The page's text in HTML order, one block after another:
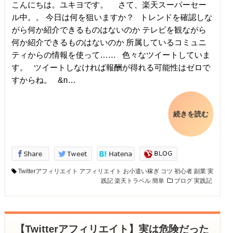
こんにちは。ユキヨです。 さて、楽天スーパーセー
ル中。。 今日は何を狙いますか？ トレンドを確認しな
がら何か紹介できるものはないのか テレビを観ながら
何か紹介できるものはないのか 所属しているコミュニ
ティからの情報を使って…… 色々なツイートしていま
す。 ツイートしなければ報酬が得れる可能性はゼロで
すからね。 &n…
続きを読む
Twitterアフィリエイト アフィリエイト お小遣い稼ぎ コツ 初心者 副業 実
践記 楽天トラベル 簡単 ブログ 実践記
【Twitterアフィリエイト】実は危険だった